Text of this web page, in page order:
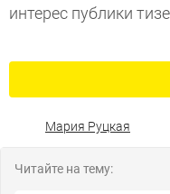
интерес публики
Мария Руцкая
Читайте на тему: